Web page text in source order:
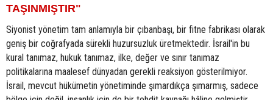
TAŞINMIŞTIR"
Siyonist yönetim tam anlamıyla bir çıbanbaşı, bir fitne fabrikası olarak
geniş bir coğrafyada sürekli huzursuzluk üretmektedir. İsrail'in bu
kural tanımaz, hukuk tanımaz, ilke, değer ve sınır tanımaz
politikalarına maalesef dünyadan gerekli reaksiyon gösterilmiyor.
İsrail, mevcut hükümetin yönetiminde şımardıkça şımarmış, sadece